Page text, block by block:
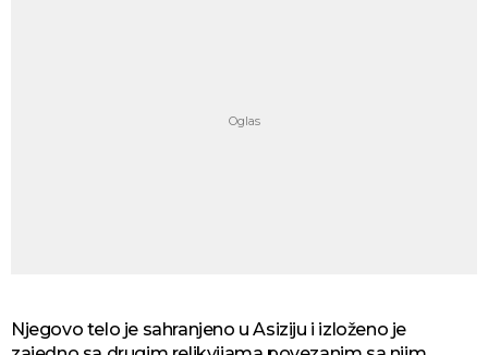
Njegovo telo je sahranjeno u Asiziju i izloženo je